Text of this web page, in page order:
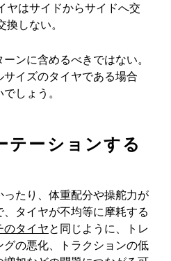
ヤはサイドからサイドへ交
しない。
ンに含めるべきではない。
イズのタイヤである場合
しょう。
テーションする
たり、体重配分や操舵力が
タイヤが不均等に摩耗する
のタイヤと同じように、トレ
の悪化、トラクションの低